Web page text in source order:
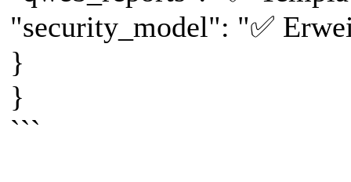
"security_model": "✅
}
}
```